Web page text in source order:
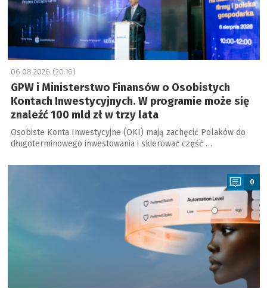
06.08.2026 (20:16)
GPW i Ministerstwo Finansów o Osobistych
Kontach Inwestycyjnych. W programie może się
znaleźć 100 mld zł w trzy lata
Osobiste Konta Inwestycyjne (OKI) mają zachęcić Polaków do
długoterminowego inwestowania i skierować część …
a
0